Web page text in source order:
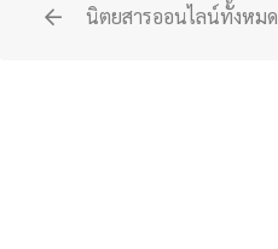
นิตยสารออนไลน์ทั้งหมด